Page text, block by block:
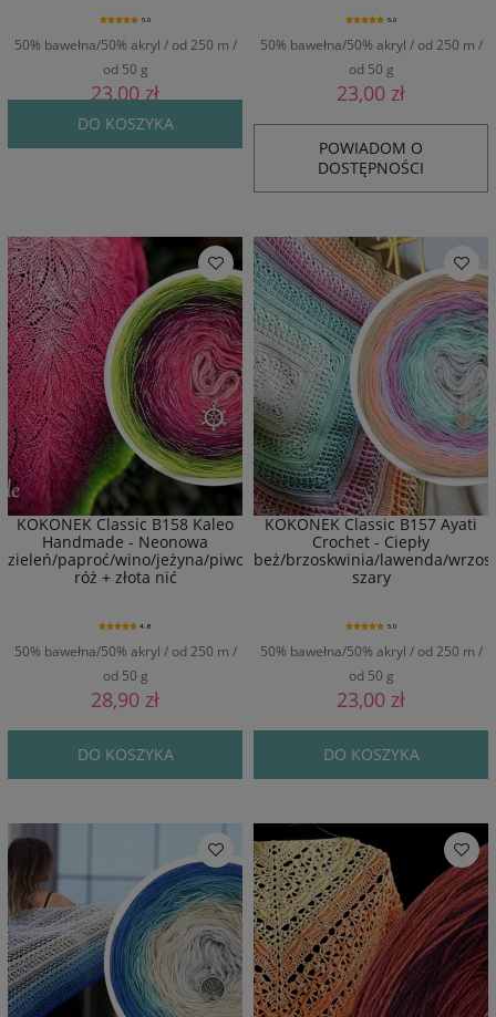
50% bawełna/50% akryl / od 250 m /
od 50 g
5.0
23,00 zł
DO KOSZYKA
50% bawełna/50% akryl / od 250 m /
od 50 g
5.0
23,00 zł
POWIADOM O
DOSTĘPNOŚCI
KOKONEK Classic B158 Kaleo
Handmade - Neonowa
zieleń/paproć/wino/jeżyna/piwonia/fuksja/malinowy
róż + złota nić
50% bawełna/50% akryl / od 250 m /
od 50 g
4.8
28,90 zł
DO KOSZYKA
KOKONEK Classic B157 Ayati
Crochet - Ciepły
beż/brzoskwinia/lawenda/
szary
50% bawełna/50% akryl / od 250 m /
od 50 g
5.0
23,00 zł
DO KOSZYKA